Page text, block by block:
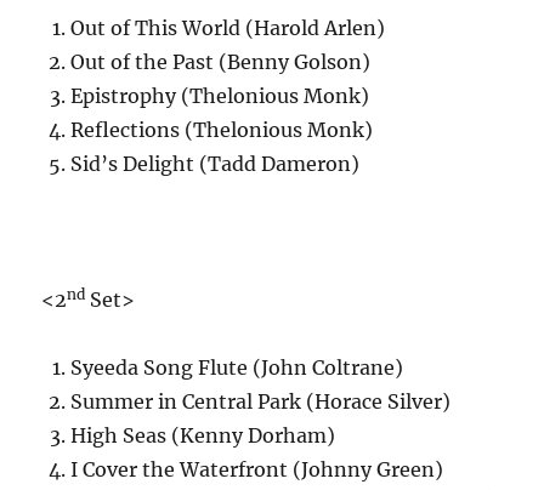
Out of This World (Harold Arlen)
Out of the Past (Benny Golson)
Epistrophy (Thelonious Monk)
Reflections (Thelonious Monk)
Sid’s Delight (Tadd Dameron)
<2nd Set>
Syeeda Song Flute (John Coltrane)
Summer in Central Park (Horace Silver)
High Seas (Kenny Dorham)
I Cover the Waterfront (Johnny Green)